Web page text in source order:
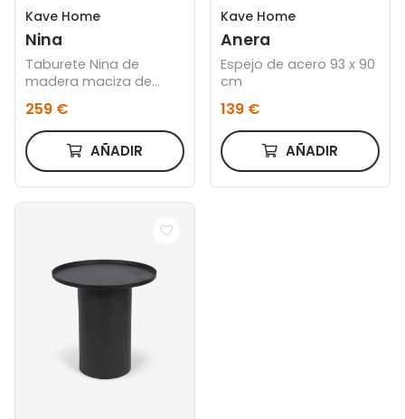
Kave Home
Nina
Taburete Nina de
madera maciza de
altura 62 cm
259 €
AÑADIR
Kave Home
Anera
Espejo de acero 93 x 90
cm
139 €
AÑADIR